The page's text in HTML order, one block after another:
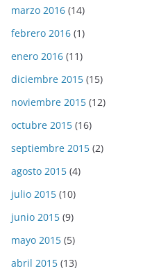
marzo 2016 (14)
febrero 2016 (1)
enero 2016 (11)
diciembre 2015 (15)
noviembre 2015 (12)
octubre 2015 (16)
septiembre 2015 (2)
agosto 2015 (4)
julio 2015 (10)
junio 2015 (9)
mayo 2015 (5)
abril 2015 (13)